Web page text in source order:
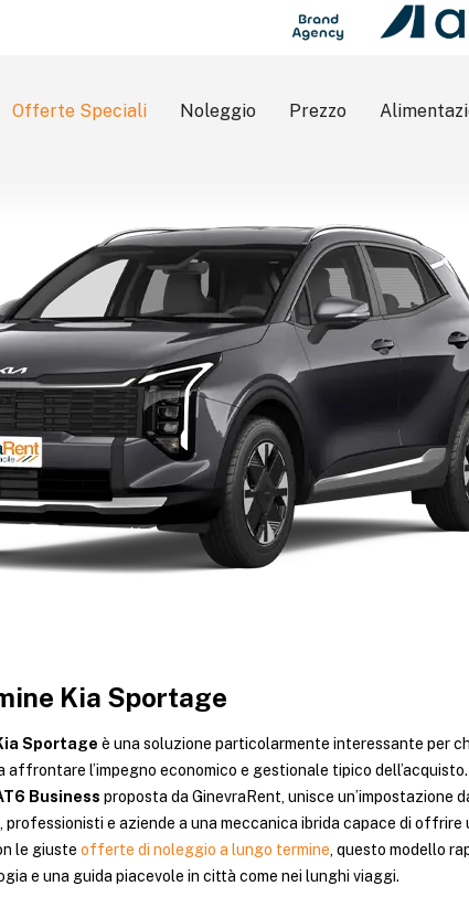
Offerte Speciali Noleggio Prezzo
Kia Sportage
Sportage è una soluzione particolarmente interessante per
affrontare l’impegno economico e gestionale tipico
Business proposta da GinevraRent, unisce un’impostazione
e aziende a una meccanica ibrida capace di offrire
le giuste offerte di noleggio a lungo termine, questo modello
e una guida piacevole in città come nei lunghi viaggi.